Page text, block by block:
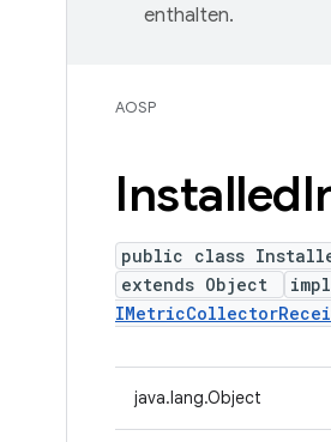
enthalten.
AOSP
Installed
public class
extends Object
java.lang.Object